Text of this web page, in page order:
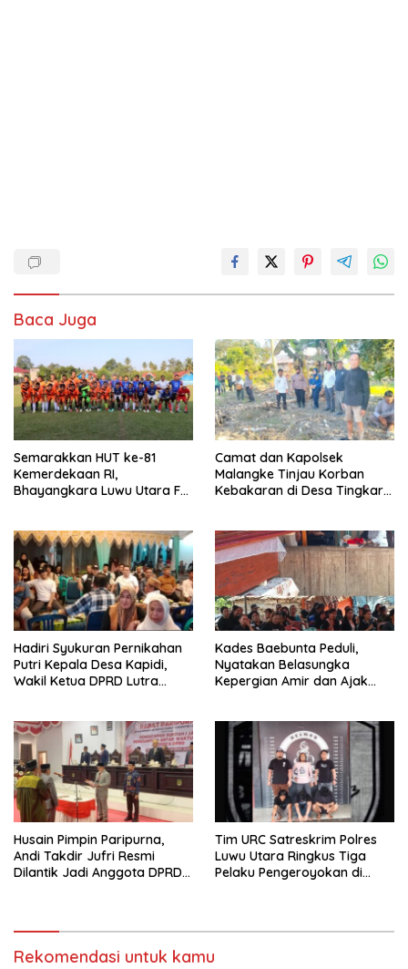
Baca Juga
Semarakkan HUT ke-81
Kemerdekaan RI,
Bhayangkara Luwu Utara FC
Camat dan Kapolsek
Malangke Tinjau Korban
Kebakaran di Desa Tingkara,
Hadiri Syukuran Pernikahan
Putri Kepala Desa Kapidi,
Wakil Ketua DPRD Lutra
Kades Baebunta Peduli,
Nyatakan Belasungka
Kepergian Amir dan Ajak
Husain Pimpin Paripurna,
Andi Takdir Jufri Resmi
Dilantik Jadi Anggota DPRD
Tim URC Satreskrim Polres
Luwu Utara Ringkus Tiga
Pelaku Pengeroyokan di
Rekomendasi untuk kamu